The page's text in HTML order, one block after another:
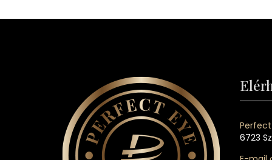
Perfect
6723